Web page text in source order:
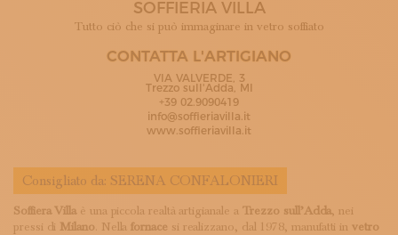
ISCRIVITI ALLA NEWSLETTER
SOSTIENICI
LOGIN
SOFFIERIA VILLA
Tutto ciò che si può immaginare in vetro soffiato
CONTATTA L'ARTIGIANO
VIA VALVERDE, 3
Trezzo sull'Adda, MI
+39 02.9090419
info@soffieriavilla.it
www.soffieriavilla.it
Consigliato da: SERENA CONFALONIERI
Soffiera Villaè una piccola realtà artigianale a Trezzo sull’Adda, nei
pressi di Milano. Nellafornace si realizzano, dal 1978, manufatti in vetro